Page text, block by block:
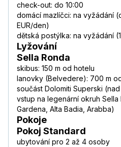
check-out: do 10:00
domácí mazlíčci: na vyžádání
EUR/den)
dětská postýlka: na vyžádání
Lyžování
Sella Ronda
skibus: 150 m od hotelu
lanovky (Belvedere): 700 m
součást Dolomiti Superski
vstup na legenární okruh Sella
Gardena, Alta Badia, Arabba)
Pokoje
Pokoj Standard
ubytování pro 2 až 4 osoby